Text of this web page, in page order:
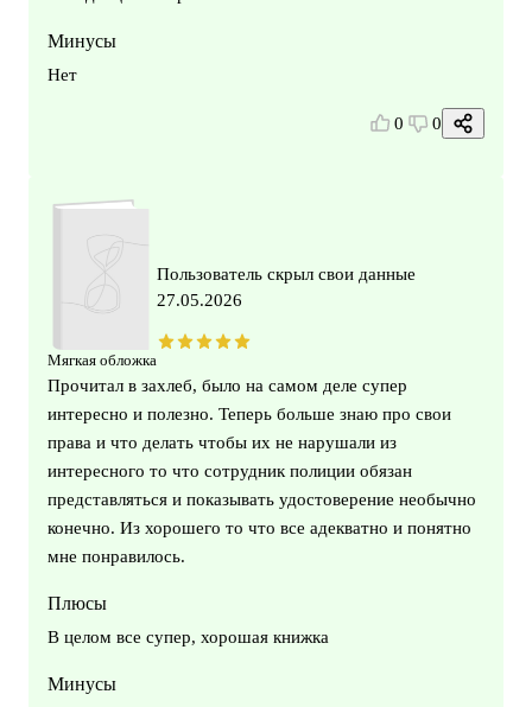
Минусы
Нет
0 0
Мягкая обложка
Пользователь скрыл свои данные
27.05.2026
Прочитал в захлеб, было на самом деле супер
интересно и полезно. Теперь больше знаю про свои
права и что делать чтобы их не нарушали из
интересного то что сотрудник полиции обязан
представляться и показывать удостоверение необычно
конечно. Из хорошего то что все адекватно и понятно
мне понравилось.
Плюсы
В целом все супер, хорошая книжка
Минусы